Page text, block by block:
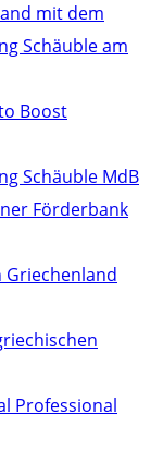
mit dem
Schäuble am
Boost
Schäuble MdB
Förderbank
Griechenland
Professional